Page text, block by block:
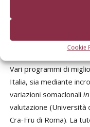
Cookie
Zelanda e diffusa dal
commercialmente
sensibilità e anche in
agronomici (Cacioppo).
Vari programmi di
Italia, sia mediante
variazioni somaclonali
valutazione (Università
Cra-Fru di Roma). La